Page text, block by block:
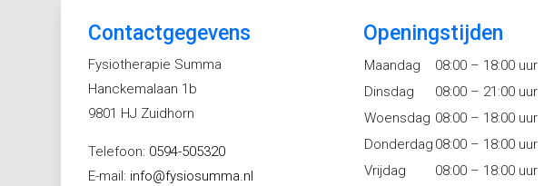
Contactgegevens
Fysiotherapie Summa
Hanckemalaan 1b
9801 HJ Zuidhorn
Telefoon: 0594-505320
E-mail: info@fysiosumma.nl
Openingstijden
Maandag
08:00 – 18:00 uur
Dinsdag
08:00 – 21:00 uur
Woensdag 08:00 – 18:00 uur
Donderdag 08:00 – 18:00 uur
Vrijdag
08:00 – 18:00 uur